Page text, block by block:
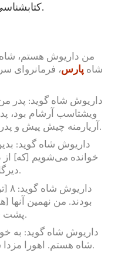
کتابشناسی پس از این مقاله آمده است.
شاه پارس، فرمانروای
ویشتاسب آرشام بود،
آریارمنه چیش پیش و پدر چیش پیش هخامنش بود.
خوانده می‌شویم [که] از
دیرگاهان خاندان ما شاه بودند.
پشت (در دو شاخه) شاه هستیم.
شاه هستم. اهورا مزدا شاهی را به من عطا نمود.